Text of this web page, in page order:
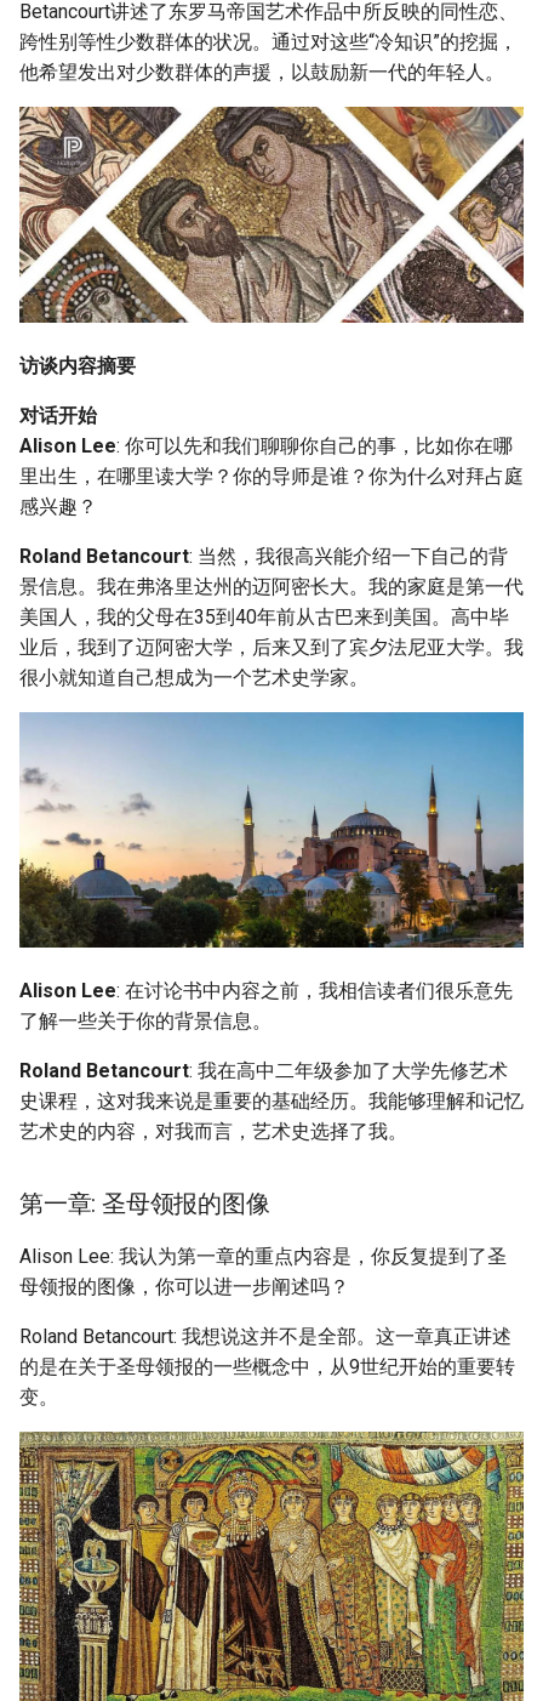
Betancourt讲述了东罗马帝国艺术作品中所反映的同性恋、
跨性别等性少数群体的状况。通过对这些“冷知识”的挖掘，
他希望发出对少数群体的声援，以鼓励新一代的年轻人。
访谈内容摘要
对话开始
Alison Lee: 你可以先和我们聊聊你自己的事，比如你在哪
里出生，在哪里读大学？你的导师是谁？你为什么对拜占庭
感兴趣？
Roland Betancourt: 当然，我很高兴能介绍一下自己的背
景信息。我在弗洛里达州的迈阿密长大。我的家庭是第一代
美国人，我的父母在35到40年前从古巴来到美国。高中毕
业后，我到了迈阿密大学，后来又到了宾夕法尼亚大学。我
很小就知道自己想成为一个艺术史学家。
Alison Lee: 在讨论书中内容之前，我相信读者们很乐意先
了解一些关于你的背景信息。
Roland Betancourt: 我在高中二年级参加了大学先修艺术
史课程，这对我来说是重要的基础经历。我能够理解和记忆
艺术史的内容，对我而言，艺术史选择了我。
第一章: 圣母领报的图像
Alison Lee: 我认为第一章的重点内容是，你反复提到了圣
母领报的图像，你可以进一步阐述吗？
Roland Betancourt: 我想说这并不是全部。这一章真正讲述
的是在关于圣母领报的一些概念中，从9世纪开始的重要转
变。